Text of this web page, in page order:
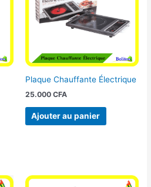
Plaque Chauffante Électrique
25.000 CFA
Ajouter au panier